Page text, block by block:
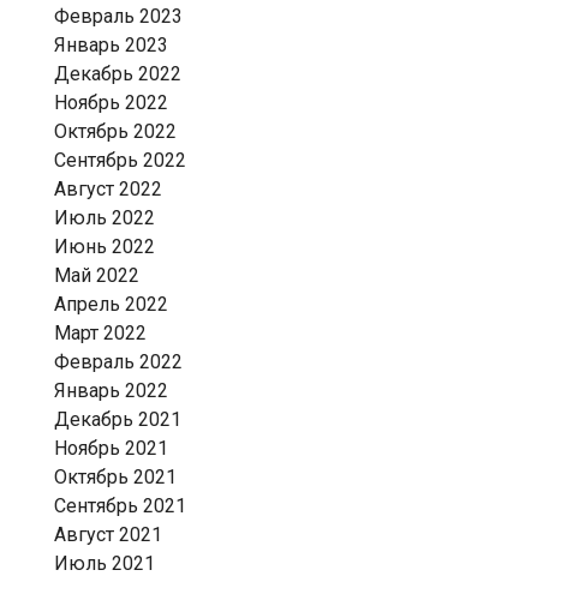
Февраль 2023
Январь 2023
Декабрь 2022
Ноябрь 2022
Октябрь 2022
Сентябрь 2022
Август 2022
Июль 2022
Июнь 2022
Май 2022
Апрель 2022
Март 2022
Февраль 2022
Январь 2022
Декабрь 2021
Ноябрь 2021
Октябрь 2021
Сентябрь 2021
Август 2021
Июль 2021